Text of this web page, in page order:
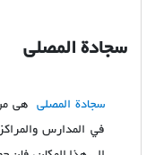
سجادة المصلى
سجادة المصلى هی
في المدارس